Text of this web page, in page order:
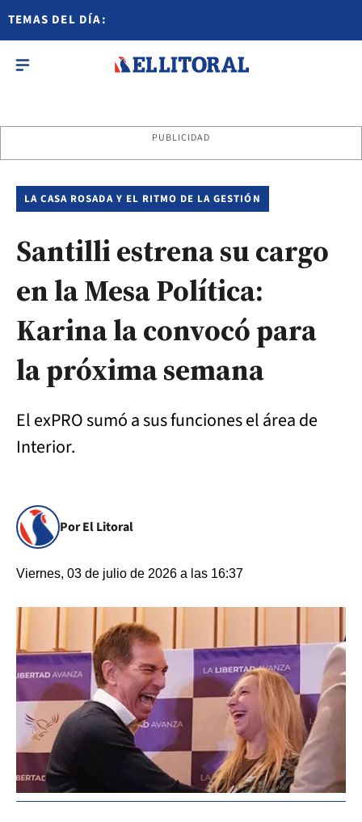
TEMAS DEL DÍA:
PUBLICIDAD
LA CASA ROSADA Y EL RITMO DE LA GESTIÓN
Santilli estrena su cargo
en la Mesa Política:
Karina la convocó para
la próxima semana
El exPRO sumó a sus funciones el área de
Interior.
Por El Litoral
Viernes, 03 de julio de 2026 a las 16:37